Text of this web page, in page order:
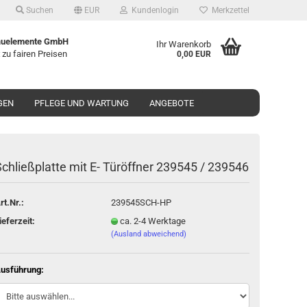
Suchen EUR Kundenlogin
erstellen
vergessen?
Merkzettel
GmbH
fairen Preisen
Ihr Warenkorb
0,00 EUR
PFLEGE UND WARTUNG ANGEBOTE
mit E- Tür­öff­ner 239545 / 239546
239545SCH-HP
ca. 2-4 Werktage
(Ausland abweichend)